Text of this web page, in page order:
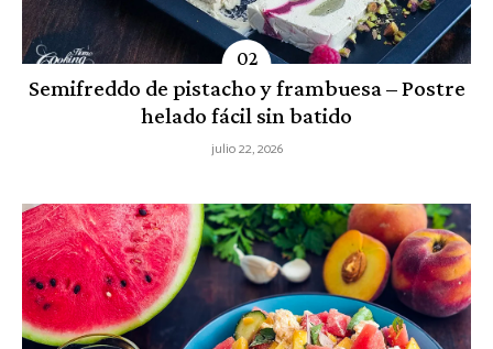
Semifreddo de pistacho y frambuesa – Postre
helado fácil sin batido
julio 22, 2026